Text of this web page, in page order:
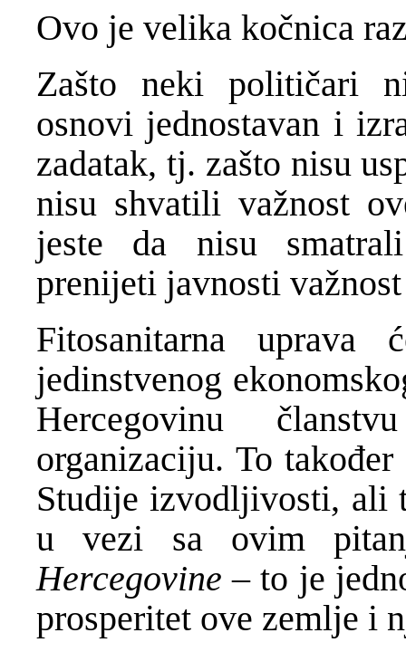
Ovo je velika kočnica
Zašto neki političari
osnovi jednostavan i
zadatak, tj. zašto nisu
nisu shvatili važnost
jeste da nisu
prenijeti javnosti
Fitosanitarna uprava
jedinstvenog
Hercegovinu
organizaciju. To
Studije izvodljivosti, ali
u vezi sa ovim
Hercegovine – to je
prosperitet ove zemlje i